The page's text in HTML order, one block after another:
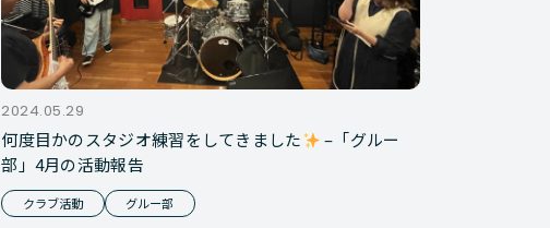
2024.05.29
何度目かのスタジオ練習をしてきました
–「グルー
部」4月の活動報告
クラブ活動 グルー部